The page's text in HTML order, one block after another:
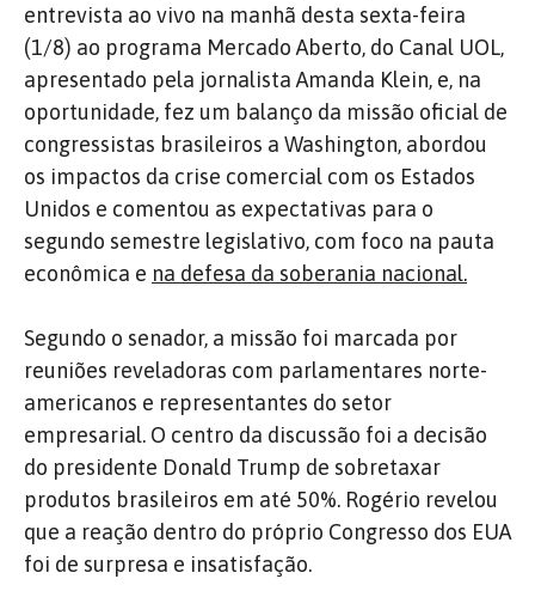
entrevista ao vivo na manhã desta sexta-feira
(1/8) ao programa Mercado Aberto, do Canal UOL,
apresentado pela jornalista Amanda Klein, e, na
oportunidade, fez um balanço da missão oficial de
congressistas brasileiros a Washington, abordou
os impactos da crise comercial com os Estados
Unidos e comentou as expectativas para o
segundo semestre legislativo, com foco na pauta
econômica e na defesa da soberania nacional.
Segundo o senador, a missão foi marcada por
reuniões reveladoras com parlamentares norte-
americanos e representantes do setor
empresarial. O centro da discussão foi a decisão
do presidente Donald Trump de sobretaxar
produtos brasileiros em até 50%. Rogério revelou
que a reação dentro do próprio Congresso dos EUA
foi de surpresa e insatisfação.